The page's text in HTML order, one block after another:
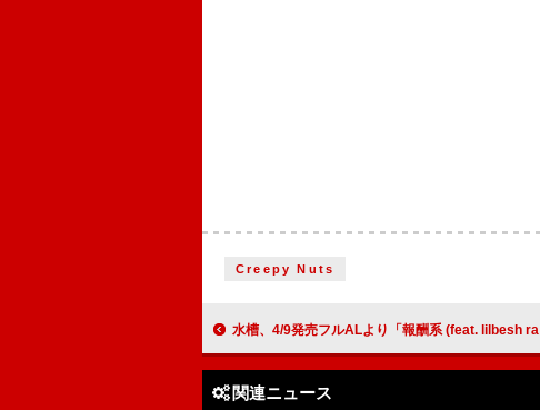
Creepy Nuts
水槽、4/9発売フルALより「報酬系 (feat. lilbesh ramko)」MV公開
関連ニュース